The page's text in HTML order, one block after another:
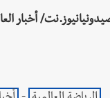
أخبار